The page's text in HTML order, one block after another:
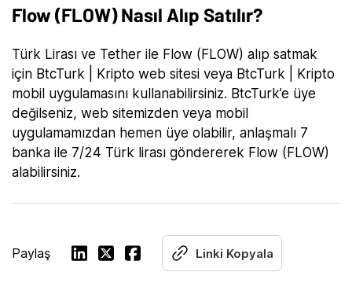
Flow (FLOW) Nasıl Alıp Satılır?
Türk Lirası ve Tether ile Flow (FLOW) alıp satmak
için BtcTurk | Kripto web sitesi veya BtcTurk | Kripto
mobil uygulamasını kullanabilirsiniz. BtcTurk’e üye
değilseniz, web sitemizden veya mobil
uygulamamızdan hemen üye olabilir, anlaşmalı 7
banka ile 7/24 Türk lirası göndererek Flow (FLOW)
alabilirsiniz.
Paylaş Linki Kopyala